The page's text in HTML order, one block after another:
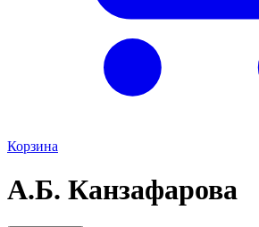
Корзина
А.Б. Канзафарова